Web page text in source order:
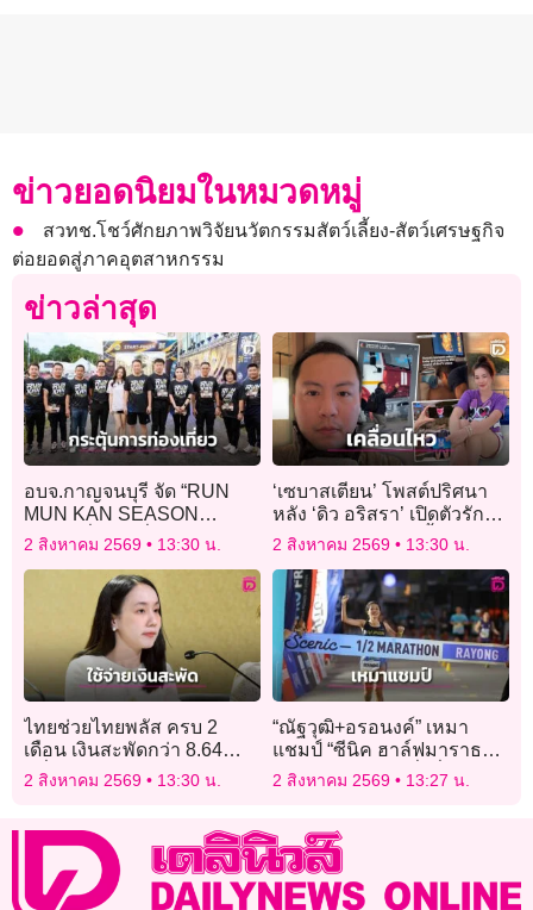
ข่าวยอดนิยมในหมวดหมู่
สวทช.โชว์ศักยภาพวิจัยนวัตกรรมสัตว์เลี้ยง-สัตว์เศรษฐกิจ
ต่อยอดสู่ภาคอุตสาหกรรม
ข่าวล่าสุด
อบจ.กาญจนบุรี จัด “RUN
MUN KAN SEASON
3” ชวนวิ่งยามค่ำคืน กระตุ้น
2 สิงหาคม 2569 13:30 น.
‘เซบาสเตียน’ โพสต์ปริศนา
หลัง ‘ดิว อริสรา’ เปิดตัวรัก
ใหม่ รีโพสต์คลิปชูนิ้วกลาง
2 สิงหาคม 2569 13:30 น.
ไทยช่วยไทยพลัส ครบ 2
เดือน เงินสะพัดกว่า 8.64
หมื่นล้านบาท
2 สิงหาคม 2569 13:30 น.
“ณัฐวุฒิ+อรอนงค์” เหมา
แชมป์ “ซีนิค ฮาล์ฟมาราธอน
ระยอง 2026” นักวิ่งทั่วไทย
2 สิงหาคม 2569 13:27 น.